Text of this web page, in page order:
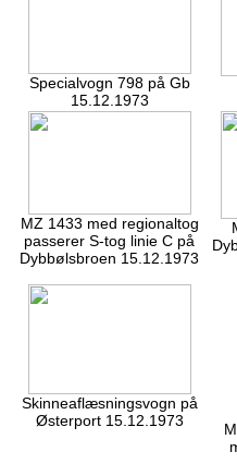
Specialvogn 798 på Gb
15.12.1973
MZ 1433 med regionaltog
passerer S-tog linie C på
Dybbølsbroen 15.12.1973
Skinneaflæsningsvogn på
Østerport 15.12.1973